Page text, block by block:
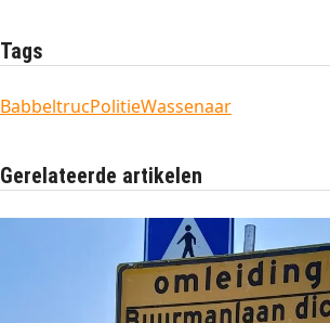
Tags
BabbeltrucPolitieWassenaar
Gerelateerde artikelen